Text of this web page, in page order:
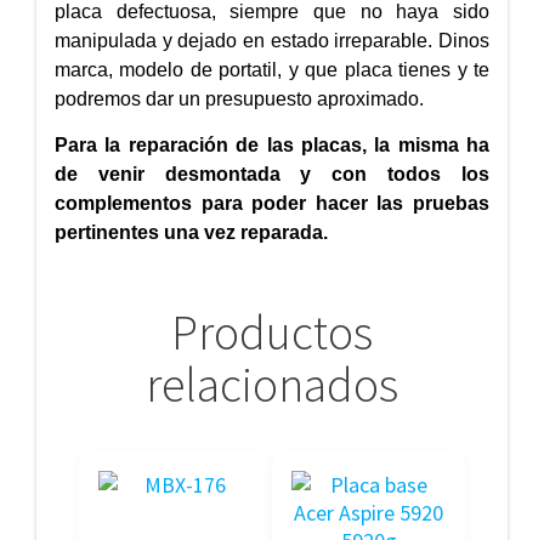
placa defectuosa, siempre que no haya sido
manipulada y dejado en estado irreparable. Dinos
marca, modelo de portatil, y que placa tienes y te
podremos dar un presupuesto aproximado.
Para la reparación de las placas, la misma ha
de venir desmontada y con todos los
complementos para poder hacer las pruebas
pertinentes una vez reparada.
Productos
relacionados